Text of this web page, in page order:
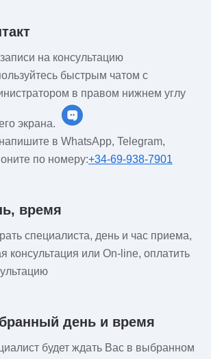
на консультацию
быстрым чатом с
в правом нижнем углу
экрана.
в WhatsApp, Telegram,
по номеру:+34-69-938-7901
время
специалиста, день и час приема,
консультация или On-line, оплатить
день и время
будет ждать Вас в выбранном